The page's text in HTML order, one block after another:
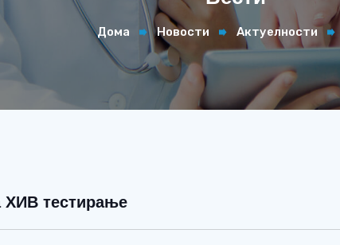
Дома Новости Актуелности
ХИВ тестирање